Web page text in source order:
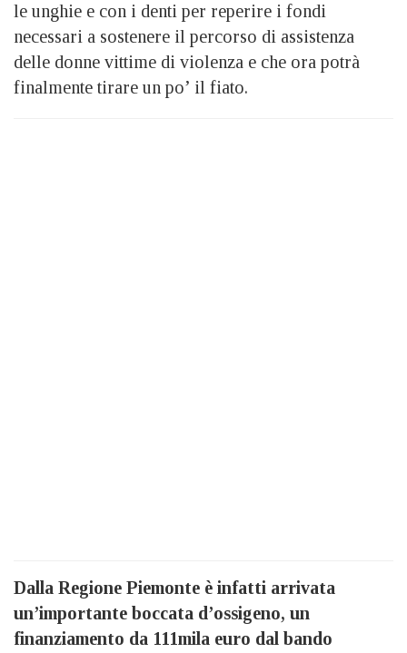
le unghie e con i denti per reperire i fondi
necessari a sostenere il percorso di assistenza
delle donne vittime di violenza e che ora potrà
finalmente tirare un po’ il fiato.
Dalla Regione Piemonte è infatti arrivata
un’importante boccata d’ossigeno, un
finanziamento da 111mila euro dal bando